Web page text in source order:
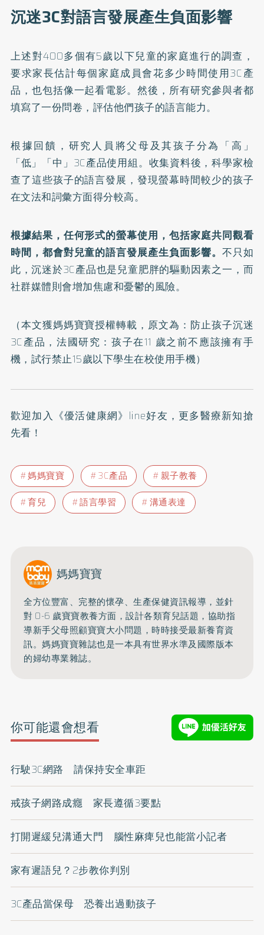
沉迷3C對語言發展產生負面影響
上述對400多個有5歲以下兒童的家庭進行的調查，
要求家長估計每個家庭成員會花多少時間使用3C產
品，也包括像一起看電影。然後，所有研究參與者都
填寫了一份問卷，評估他們孩子的語言能力。
根據回饋，研究人員將父母及其孩子分為「高」
「低」「中」3C產品使用組。收集資料後，科學家檢
查了這些孩子的語言發展，發現螢幕時間較少的孩子
在文法和詞彙方面得分較高。
根據結果，任何形式的螢幕使用，包括家庭共同觀看
時間，都會對兒童的語言發展產生負面影響。 不只如
此，沉迷於3C產品也是兒童肥胖的驅動因素之一，而
社群媒體則會增加焦慮和憂鬱的風險。
（本文獲媽媽寶寶授權轉載，原文為： 防止孩子沉迷
3C產品，法國研究：孩子在11 歲之前不應該擁有手
機，試行禁止15歲以下學生在校使用手機）
歡迎加入 《優活健康網》line好友 ，更多醫療新知搶
先看！
媽媽寶寶 3C產品
親子教養
育兒
語言學習 溝通表達
媽媽寶寶
全方位豐富、完整的懷孕、生產保健資訊報導，並針
對 0-6 歲寶寶教養方面，設計各類育兒話題，協助指
導新手父母照顧寶寶大小問題，時時接受最新養育資
訊。媽媽寶寶雜誌也是一本具有世界水準及國際版本
的婦幼專業雜誌。
你可能還會想看
行駛3C網路 請保持安全車距
戒孩子網路成癮 家長遵循3要點
打開遲緩兒溝通大門 腦性麻痺兒也能當小記者
家有遲語兒？2步教你判別
3C產品當保母 恐養出過動孩子